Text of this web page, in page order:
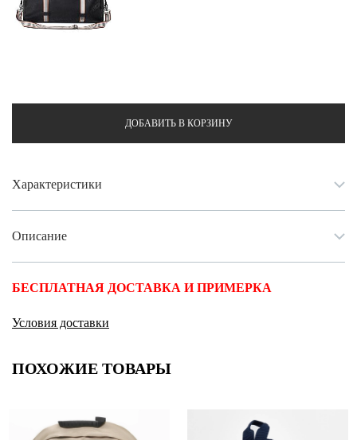
ДОБАВИТЬ В КОРЗИНУ
Характеристики
Описание
БЕСПЛАТНАЯ ДОСТАВКА И ПРИМЕРКА
Условия доставки
ПОХОЖИЕ ТОВАРЫ